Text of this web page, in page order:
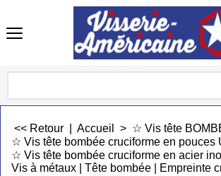
<< Retour Accueil > ☆ Vis tête
☆ Vis tête bombée cruciforme en pouces
☆ Vis tête bombée cruciforme en acier
Vis à métaux | Tête bombée | Empreinte